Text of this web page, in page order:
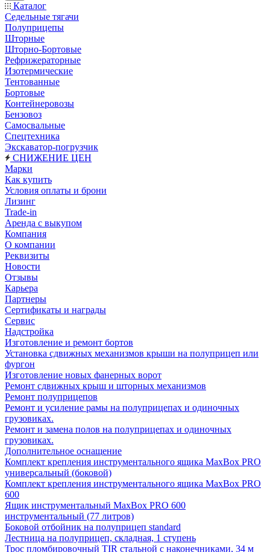
Каталог
Седельные тягачи
Полуприцепы
Шторные
Шторно-Бортовые
Рефрижераторные
Изотермические
Тентованные
Бортовые
Контейнеровозы
Бензовоз
Самосвальные
Спецтехника
Экскаватор-погрузчик
СНИЖЕНИЕ ЦЕН
Марки
Как купить
Условия оплаты и брони
Лизинг
Trade-in
Аренда с выкупом
Компания
О компании
Реквизиты
Новости
Отзывы
Карьера
Партнеры
Сертификаты и награды
Сервис
Надстройка
Изготовление и ремонт бортов
Установка сдвижных механизмов крыши на полуприцеп или
фургон
Изготовление новых фанерных ворот
Ремонт сдвижных крыш и шторных механизмов
Ремонт полуприцепов
Ремонт и усиление рамы на полуприцепах и одиночных
грузовиках.
Ремонт и замена полов на полуприцепах и одиночных
грузовиках.
Дополнительное оснащение
Комплект крепления инструментального ящика MaxBox PRO
универсальный (боковой)
Комплект крепления инструментального ящика MaxBox PRO
600
Ящик инструментальный MaxBox PRO 600
инструментальный (77 литров)
Боковой отбойник на полуприцеп standard
Лестница на полуприцеп, складная, 1 ступень
Трос пломбировочный TIR стальной с наконечниками, 34 м